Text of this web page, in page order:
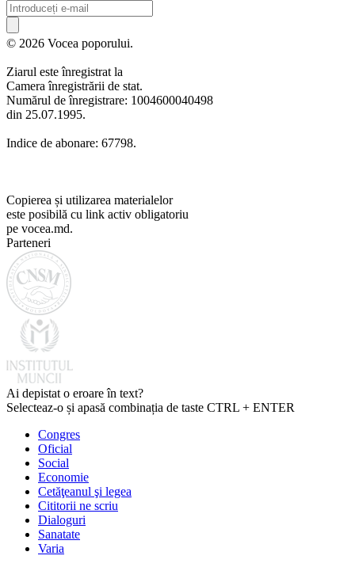
© 2026 Vocea poporului.
Ziarul este înregistrat la
Camera înregistrării de stat.
Numărul de înregistrare: 1004600040498
din 25.07.1995.
Indice de abonare: 67798.
Copierea și utilizarea materialelor
este posibilă cu link activ obligatoriu
pe vocea.md.
Parteneri
Ai depistat o eroare în text?
Selecteaz-o și apasă combinația de taste CTRL + ENTER
Congres
Oficial
Social
Economie
Cetăţeanul şi legea
Cititorii ne scriu
Dialoguri
Sanatate
Varia